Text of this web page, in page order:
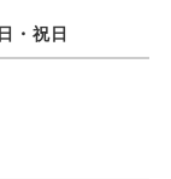
・祝日